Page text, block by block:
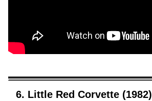
6. Little Red Corvette (1982)